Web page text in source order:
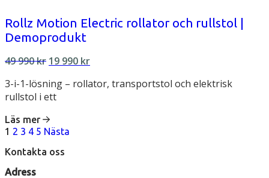
Rollz Motion Electric rollator och rullstol |
Demoprodukt
49 990kr Det
priset
var:
990 kr.
19 990 krDet
priset
3-i-1-lösning – rollator, transportstol och elektrisk
rullstol i ett
Läs mer
Sidnumrering
för
inlägg
1 2 3 4 5 Nästa
Kontakta oss
Adress